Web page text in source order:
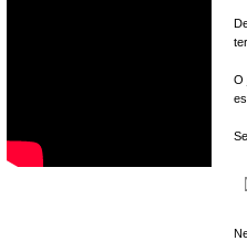
O